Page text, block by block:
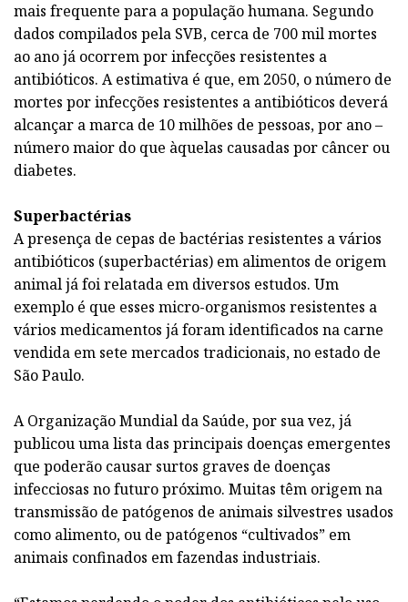
mais frequente para a população humana. Segundo
dados compilados pela SVB, cerca de 700 mil mortes
ao ano já ocorrem por infecções resistentes a
antibióticos. A estimativa é que, em 2050, o número de
mortes por infecções resistentes a antibióticos deverá
alcançar a marca de 10 milhões de pessoas, por ano –
número maior do que àquelas causadas por câncer ou
diabetes.
Superbactérias
A presença de cepas de bactérias resistentes a vários
antibióticos (superbactérias) em alimentos de origem
animal já foi relatada em diversos estudos. Um
exemplo é que esses micro-organismos resistentes a
vários medicamentos já foram identificados na carne
vendida em sete mercados tradicionais, no estado de
São Paulo.
A Organização Mundial da Saúde, por sua vez, já
publicou uma lista das principais doenças emergentes
que poderão causar surtos graves de doenças
infecciosas no futuro próximo. Muitas têm origem na
transmissão de patógenos de animais silvestres usados
como alimento, ou de patógenos “cultivados” em
animais confinados em fazendas industriais.